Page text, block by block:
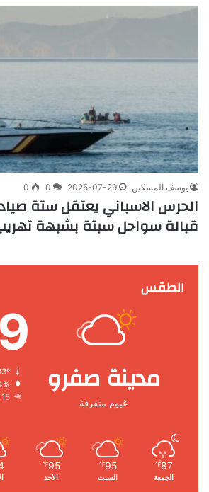
يوسف المسكين 2025-07-29
0
0
الحرس الاسباني يعتقل ستة
قبالة سواحل سبتة بشبهة
الطقس
مدينة صفرو
غيوم متفرقة
3.15
87
℉
الجمعة
95
℉
السبت
95
℉
الأحد